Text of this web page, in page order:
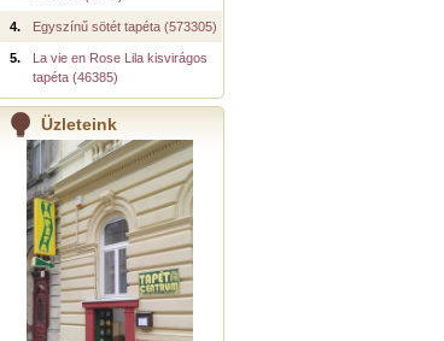
4. Egyszínű sötét tapéta (573305)
5.
La vie en Rose Lila kisvirágos
tapéta (46385)
Üzleteink